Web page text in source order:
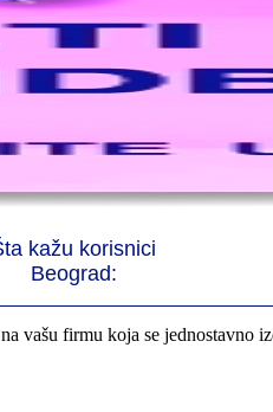
kažu korisnici
Beograd:
moje stvari veoma pažljivo
stan. Hvala Vam puno